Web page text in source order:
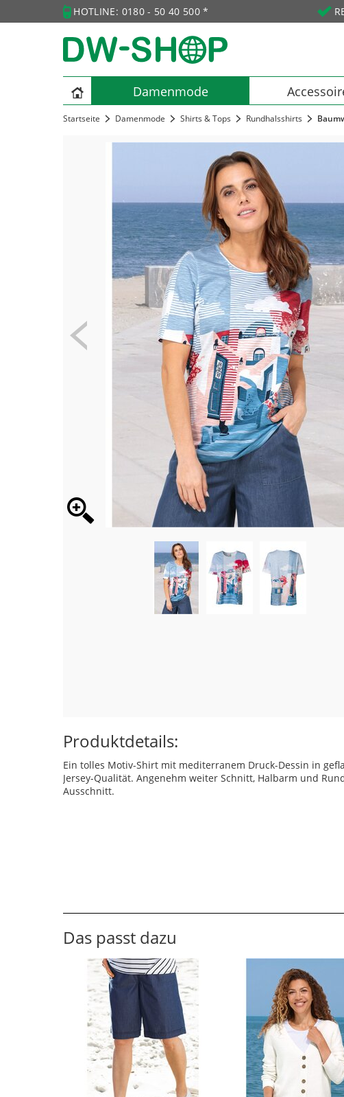
HOTLINE: 0180 - 50 40 500 *
Damenmode
Startseite Damenmode Shirts & Tops Rundhalsshirts
Produktdetails:
Ein tolles Motiv-Shirt mit mediterranem Druck-Dessin in
Jersey-Qualität. Angenehm weiter Schnitt, Halbarm und
Ausschnitt.
Das passt dazu